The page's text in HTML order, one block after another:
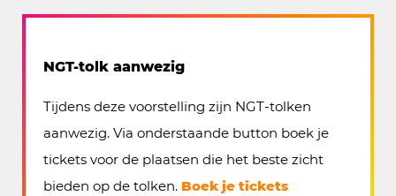
zes zangers van de Nederlandse Bachvereniging laat
Meiden & Prinsenop bijzondere wijze zien hoe het is
om op te groeien in een wereld vol verwachtingen.
NGT-tolk aanwezig
Tijdens deze voorstelling zijn NGT-tolken
aanwezig. Via onderstaande button boek je
tickets voor de plaatsen die het beste zicht
bieden op de tolken. Boek je tickets